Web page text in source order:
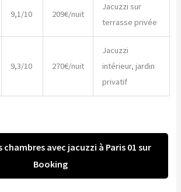
9,1/10 209€/nuit
Jacuzzi sur
terrasse privée
9,3/10 270€/nuit
Jacuzzi
intérieur, jardin
privatif
chambres avec jacuzzi à Paris 01 sur
Booking